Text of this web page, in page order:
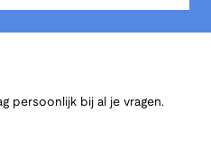
persoonlijk bij al je vragen.